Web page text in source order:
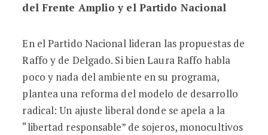
del Frente Amplio y el Partido Nacional
En el Partido Nacional lideran las propuestas de
Raffo y de Delgado. Si bien Laura Raffo habla
poco y nada del ambiente en su programa,
plantea una reforma del modelo de desarrollo
radical: Un ajuste liberal donde se apela a la
“libertad responsable” de sojeros, monocultivos